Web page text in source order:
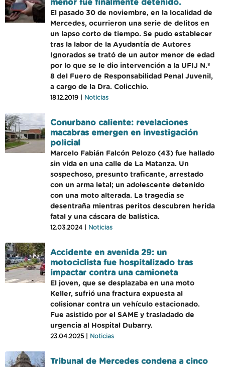
menor fue finalmente detenido.
El pasado 30 de noviembre, en la localidad de
Mercedes, ocurrieron una serie de delitos en
un lapso corto de tiempo. Se pudo establecer
tras la labor de la Ayudantía de Autores
Ignorados se trató de un autor menor de edad
por lo que se le dio intervención a la UFIJ N.º
8 del Fuero de Responsabilidad Penal Juvenil,
a cargo de la Dra. Colicchio.
18.12.2019 | Noticias
Conurbano caliente: revelaciones
macabras emergen en investigación
policial
Marcelo Fabián Falcón Pelozo (43) fue hallado
sin vida en una calle de La Matanza. Un
sospechoso, presunto traficante, arrestado
con un arma letal; un adolescente detenido
con una moto alterada. La tragedia se
desentraña mientras peritos descubren herida
fatal y una cáscara de balística.
12.03.2024 | Noticias
Accidente en avenida 29: un
motociclista fue hospitalizado tras
impactar contra una camioneta
El joven, que se desplazaba en una moto
Keller, sufrió una fractura expuesta al
colisionar contra un vehículo estacionado.
Fue asistido por el SAME y trasladado de
urgencia al Hospital Dubarry.
23.04.2025 | Noticias
Tribunal de Mercedes condena a cinco